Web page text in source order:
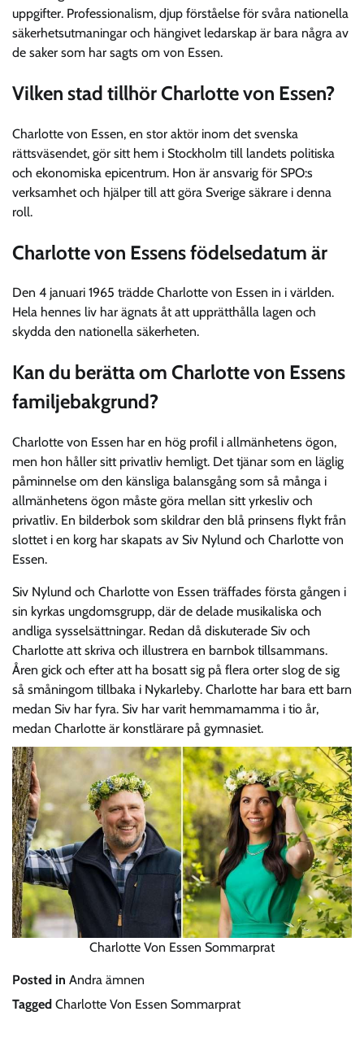
uppgifter. Professionalism, djup förståelse för svåra nationella
säkerhetsutmaningar och hängivet ledarskap är bara några av
de saker som har sagts om von Essen.
Vilken stad tillhör Charlotte von Essen?
Charlotte von Essen, en stor aktör inom det svenska
rättsväsendet, gör sitt hem i Stockholm till landets politiska
och ekonomiska epicentrum. Hon är ansvarig för SPO:s
verksamhet och hjälper till att göra Sverige säkrare i denna
roll.
Charlotte von Essens födelsedatum är
Den 4 januari 1965 trädde Charlotte von Essen in i världen.
Hela hennes liv har ägnats åt att upprätthålla lagen och
skydda den nationella säkerheten.
Kan du berätta om Charlotte von Essens
familjebakgrund?
Charlotte von Essen har en hög profil i allmänhetens ögon,
men hon håller sitt privatliv hemligt. Det tjänar som en läglig
påminnelse om den känsliga balansgång som så många i
allmänhetens ögon måste göra mellan sitt yrkesliv och
privatliv. En bilderbok som skildrar den blå prinsens flykt från
slottet i en korg har skapats av Siv Nylund och Charlotte von
Essen.
Siv Nylund och Charlotte von Essen träffades första gången i
sin kyrkas ungdomsgrupp, där de delade musikaliska och
andliga sysselsättningar. Redan då diskuterade Siv och
Charlotte att skriva och illustrera en barnbok tillsammans.
Åren gick och efter att ha bosatt sig på flera orter slog de sig
så småningom tillbaka i Nykarleby. Charlotte har bara ett barn
medan Siv har fyra. Siv har varit hemmamamma i tio år,
medan Charlotte är konstlärare på gymnasiet.
Charlotte Von Essen Sommarprat
Posted in Andra ämnen
Tagged Charlotte Von Essen Sommarprat